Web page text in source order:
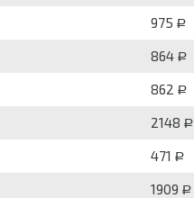
975 Р
864 Р
862 Р
2148 Р
471 Р
1909 Р